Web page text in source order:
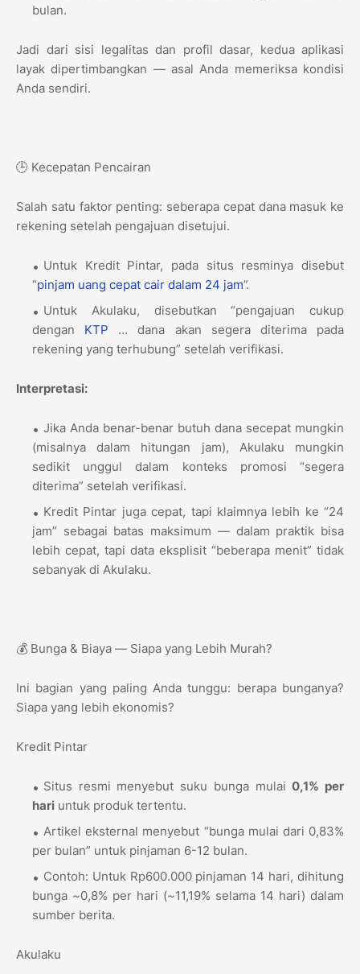
bulan.
Jadi dari sisi legalitas dan profil dasar, kedua aplikasi
layak dipertimbangkan — asal Anda memeriksa kondisi
Anda sendiri.
🕒 Kecepatan Pencairan
Salah satu faktor penting: seberapa cepat dana masuk ke
rekening setelah pengajuan disetujui.
Untuk Kredit Pintar, pada situs resminya disebut
“pinjam uang cepat cair dalam 24 jam”.
Untuk Akulaku, disebutkan “pengajuan cukup
dengan KTP … dana akan segera diterima pada
rekening yang terhubung” setelah verifikasi.
Interpretasi:
Jika Anda benar-benar butuh dana secepat mungkin
(misalnya dalam hitungan jam), Akulaku mungkin
sedikit unggul dalam konteks promosi “segera
diterima” setelah verifikasi.
Kredit Pintar juga cepat, tapi klaimnya lebih ke “24
jam” sebagai batas maksimum — dalam praktik bisa
lebih cepat, tapi data eksplisit “beberapa menit” tidak
sebanyak di Akulaku.
💰 Bunga & Biaya — Siapa yang Lebih Murah?
Ini bagian yang paling Anda tunggu: berapa bunganya?
Siapa yang lebih ekonomis?
Kredit Pintar
Situs resmi menyebut suku bunga mulai0,1% per
hari untuk produk tertentu.
Artikel eksternal menyebut “bunga mulai dari 0,83%
per bulan” untuk pinjaman 6-12 bulan.
Contoh: Untuk Rp600.000 pinjaman 14 hari, dihitung
bunga ~0,8% per hari (~11,19% selama 14 hari) dalam
sumber berita.
Akulaku